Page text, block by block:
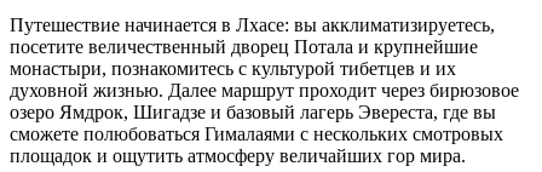
Путешествие начинается в Лхасе: вы акклиматизируетесь,
посетите величественный дворец Потала и крупнейшие
монастыри, познакомитесь с культурой тибетцев и их
духовной жизнью. Далее маршрут проходит через бирюзовое
озеро Ямдрок, Шигадзе и базовый лагерь Эвереста, где вы
сможете полюбоваться Гималаями с нескольких смотровых
площадок и ощутить атмосферу величайших гор мира.